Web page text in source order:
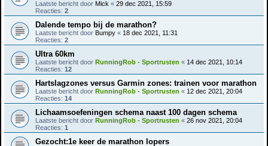
Laatste bericht door Mick « 29 dec 2021, 15:59
Reacties: 2
Dalende tempo bij de marathon?
Laatste bericht door Bumpy « 18 dec 2021, 11:31
Reacties: 2
Ultra 60km
Laatste bericht door RunningRob - Sportrusten « 14 dec 2021, 10:14
Reacties: 12
Hartslagzones versus Garmin zones: trainen voor marathon
Laatste bericht door RunningRob - Sportrusten « 12 dec 2021, 20:04
Reacties: 14
Lichaamsoefeningen schema naast 100 dagen schema
Laatste bericht door RunningRob - Sportrusten « 26 nov 2021, 20:04
Reacties: 1
Gezocht:1e keer de marathon lopers